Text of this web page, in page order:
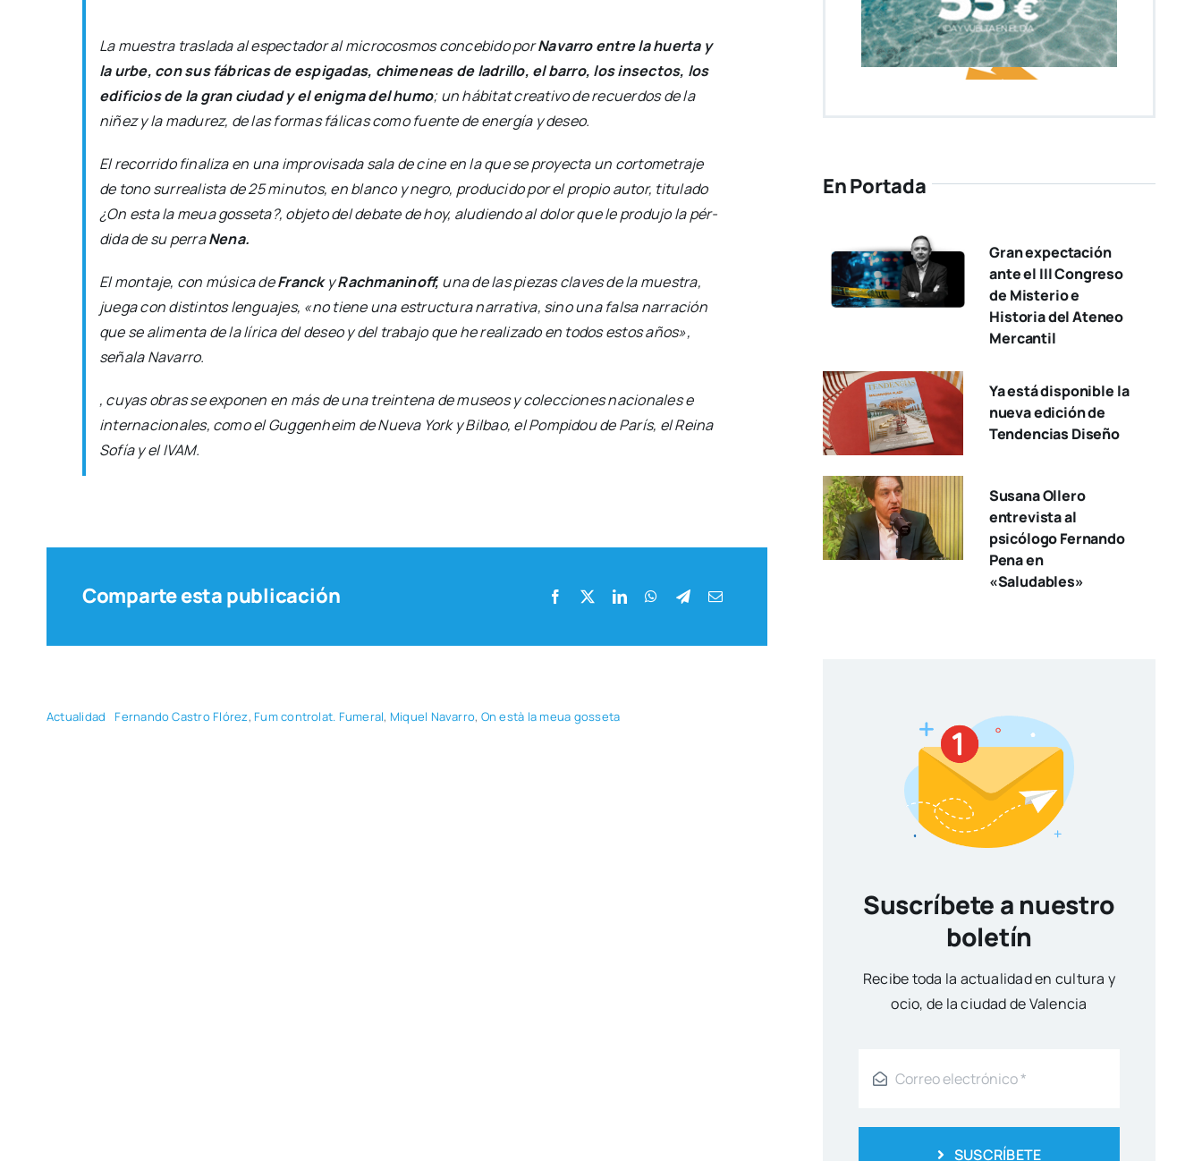
La mues­tra tras­la­da al espec­ta­dor al micro­cos­mos con­ce­bi­do porNava­rro entre la huer­ta y
la urbe, con sus fábri­cas de espi­ga­das, chi­me­neas de ladri­llo, el barro, los insec­tos, los
edi­fi­cios de la gran ciu­dad y el enig­ma del humo; un hábi­tat crea­ti­vo de recuer­dos de la
niñez y la madu­rez, de las for­mas fáli­cas como fuen­te de ener­gía y deseo.
El reco­rri­do fina­li­za en una impro­vi­sa­da sala de cine en la que se pro­yec­ta un cor­to­me­tra­je
de tono surrea­lis­ta de 25 minu­tos, en blan­co y negro, pro­du­ci­do por el pro­pio autor, titu­la­do
¿On esta la meua gos­se­ta?, obje­to del deba­te de hoy, alu­dien­do al dolor que le pro­du­jo la pér­
di­da de su perraNena.
El mon­ta­je, con músi­ca deFranckyRach­ma­ni­noff, una de las pie­zas cla­ves de la mues­tra,
jue­ga con dis­tin­tos len­gua­jes, «no tie­ne una estruc­tu­ra narra­ti­va, sino una fal­sa narra­ción
que se ali­men­ta de la líri­ca del deseo y del tra­ba­jo que he rea­li­za­do en todos estos años»,
seña­la Nava­rro.
, cuyas obras se expo­nen en más de una trein­te­na de museos y colec­cio­nes nacio­na­les e
inter­na­cio­na­les, como el Gug­genheim de Nue­va York y Bil­bao, el Pom­pi­dou de París, el Rei­na
Sofía y el IVAM.
Comparte esta publicación
Actua­li­dad Fer­nan­do Cas­tro Fló­rez, Fum con­tro­lat. Fume­ral, Miquel Nava­rro, On està la meua gos­se­ta
En Portada
Gran expectación
ante el III Congreso
de Misterio e
Historia del Ateneo
Mercantil
Ya está disponible la
nueva edición de
Tendencias Diseño
Susana Ollero
entrevista al
psicólogo Fernando
Pena en
«Saludables»
Suscríbete a nuestro
boletín
Reci­be toda la actua­li­dad en cul­tu­ra y
ocio, de la ciu­dad de Valen­cia
SUSCRÍBETE